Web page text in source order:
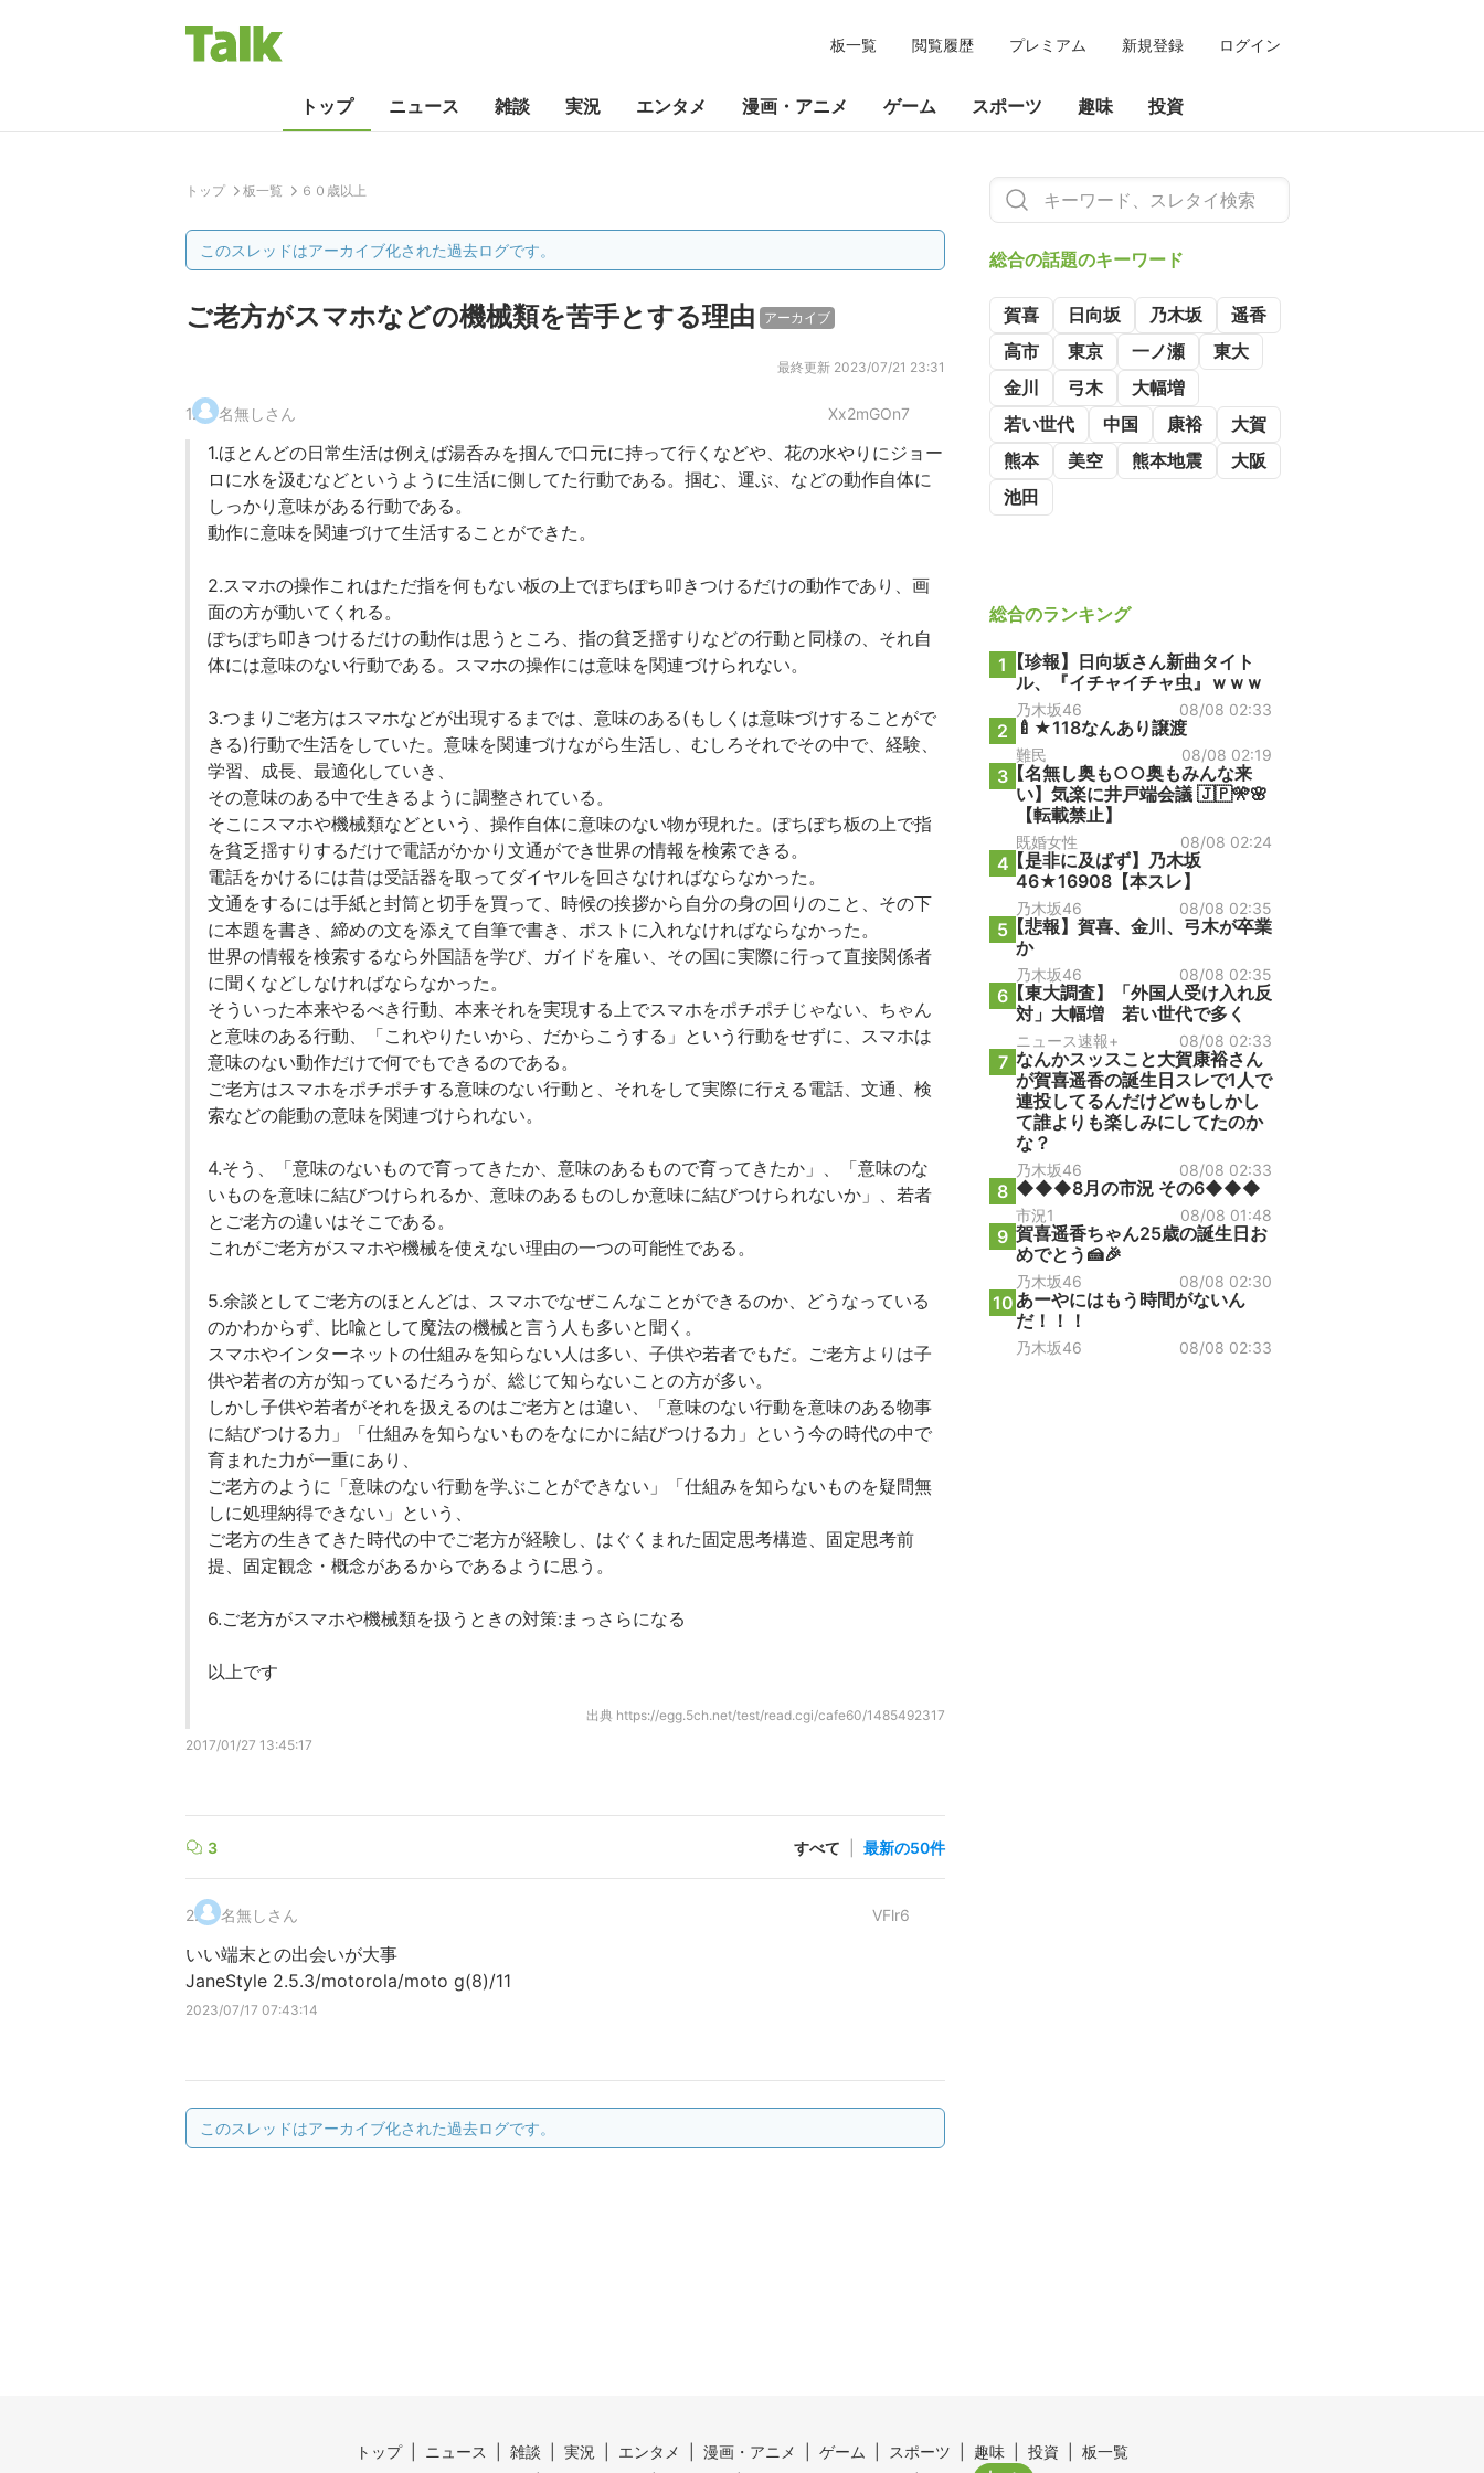
板一覧 閲覧履歴 プレミアム 新規登録 ログイン
トップ ニュース 雑談 実況 エンタメ 漫画・アニメ ゲーム スポーツ 趣味 投資
トップ 板一覧 ６０歳以上
このスレッドはアーカイブ化された過去ログです。
ご老方がスマホなどの機械類を苦手とする理由 アーカイブ
最終更新 2023/07/21 23:31
1. 名無しさん Xx2mGOn7
1.ほとんどの日常生活は例えば湯呑みを掴んで口元に持って行くなどや、花の水やりにジョー
ロに水を汲むなどというように生活に側してた行動である。掴む、運ぶ、などの動作自体に
しっかり意味がある行動である。
動作に意味を関連づけて生活することができた。
2.スマホの操作これはただ指を何もない板の上でぽちぽち叩きつけるだけの動作であり、画
面の方が動いてくれる。
ぽちぽち叩きつけるだけの動作は思うところ、指の貧乏揺すりなどの行動と同様の、それ自
体には意味のない行動である。スマホの操作には意味を関連づけられない。
3.つまりご老方はスマホなどが出現するまでは、意味のある(もしくは意味づけすることがで
きる)行動で生活をしていた。意味を関連づけながら生活し、むしろそれでその中で、経験、
学習、成長、最適化していき、
その意味のある中で生きるように調整されている。
そこにスマホや機械類などという、操作自体に意味のない物が現れた。ぽちぽち板の上で指
を貧乏揺すりするだけで電話がかかり文通ができ世界の情報を検索できる。
電話をかけるには昔は受話器を取ってダイヤルを回さなければならなかった。
文通をするには手紙と封筒と切手を買って、時候の挨拶から自分の身の回りのこと、その下
に本題を書き、締めの文を添えて自筆で書き、ポストに入れなければならなかった。
世界の情報を検索するなら外国語を学び、ガイドを雇い、その国に実際に行って直接関係者
に聞くなどしなければならなかった。
そういった本来やるべき行動、本来それを実現する上でスマホをポチポチじゃない、ちゃん
と意味のある行動、「これやりたいから、だからこうする」という行動をせずに、スマホは
意味のない動作だけで何でもできるのである。
ご老方はスマホをポチポチする意味のない行動と、それをして実際に行える電話、文通、検
索などの能動の意味を関連づけられない。
4.そう、「意味のないもので育ってきたか、意味のあるもので育ってきたか」、「意味のな
いものを意味に結びつけられるか、意味のあるものしか意味に結びつけられないか」、若者
とご老方の違いはそこである。
これがご老方がスマホや機械を使えない理由の一つの可能性である。
5.余談としてご老方のほとんどは、スマホでなぜこんなことができるのか、どうなっている
のかわからず、比喩として魔法の機械と言う人も多いと聞く。
スマホやインターネットの仕組みを知らない人は多い、子供や若者でもだ。ご老方よりは子
供や若者の方が知っているだろうが、総じて知らないことの方が多い。
しかし子供や若者がそれを扱えるのはご老方とは違い、「意味のない行動を意味のある物事
に結びつける力」「仕組みを知らないものをなにかに結びつける力」という今の時代の中で
育まれた力が一重にあり、
ご老方のように「意味のない行動を学ぶことができない」「仕組みを知らないものを疑問無
しに処理納得できない」という、
ご老方の生きてきた時代の中でご老方が経験し、はぐくまれた固定思考構造、固定思考前
提、固定観念・概念があるからであるように思う。
6.ご老方がスマホや機械類を扱うときの対策:まっさらになる
以上です
出典 https://egg.5ch.net/test/read.cgi/cafe60/1485492317
2017/01/27 13:45:17
3 すべて 最新の50件
2. 名無しさん VFlr6
いい端末との出会いが大事
JaneStyle 2.5.3/motorola/moto g(8)/11
2023/07/17 07:43:14
このスレッドはアーカイブ化された過去ログです。
総合の話題のキーワード
賀喜 日向坂 乃木坂
遥香
高市
東京 一ノ瀬
東大
金川
弓木
大幅増
若い世代
中国 康裕
大賀
熊本
美空 熊本地震
大阪
池田
総合のランキング
1 【珍報】日向坂さん新曲タイト
ル、『イチャイチャ虫』ｗｗｗ
乃木坂46 08/08 02:33
2 🍼★118なんあり譲渡
難民 08/08 02:19
3【名無し奥も○○奥もみんな来
い】気楽に井戸端会議 🇯🇵🎌🌸
【転載禁止】
既婚女性 08/08 02:24
4【是非に及ばず】乃木坂
46★16908【本スレ】
乃木坂46 08/08 02:35
5【悲報】賀喜、金川、弓木が卒業
か
乃木坂46 08/08 02:35
6【東大調査】「外国人受け入れ反
対」大幅増 若い世代で多く
ニュース速報+ 08/08 02:33
7 なんかスッスこと大賀康裕さん
が賀喜遥香の誕生日スレで1人で
連投してるんだけどwもしかし
て誰よりも楽しみにしてたのか
な？
乃木坂46 08/08 02:33
8 ◆◆◆8月の市況 その6◆◆◆
市況1 08/08 01:48
9 賀喜遥香ちゃん25歳の誕生日お
めでとう🍰🎉
乃木坂46 08/08 02:30
10 あーやにはもう時間がないん
だ！！！
乃木坂46 08/08 02:33
トップ ニュース 雑談 実況 エンタメ 漫画・アニメ ゲーム スポーツ 趣味 投資
板一覧